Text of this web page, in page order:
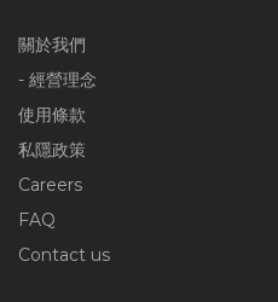
關於我們
- 經營理念
使用條款
私隱政策
Careers
FAQ
Contact us